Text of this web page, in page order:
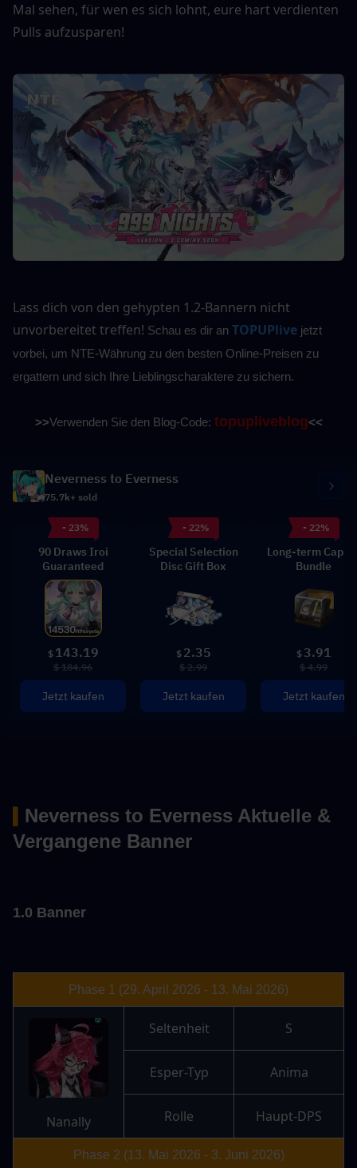
Mal sehen, für wen es sich lohnt, eure hart verdienten
Pulls aufzusparen!
Lass dich von den gehypten 1.2-Bannern nicht
unvorbereitet treffen! Schau es dir an TOPUPlive jetzt
vorbei, um NTE-Währung zu den besten Online-Preisen zu
ergattern und sich Ihre Lieblingscharaktere zu sichern.
>>Verwenden Sie den Blog-Code: topupliveblog<<
Neverness to Everness
75.7k+ sold
- 23%
90 Draws Iroi
Guaranteed
$ 143.19
$ 184.96
Jetzt kaufen
- 22%
Special Selection
Disc Gift Box
$ 2.35
$ 2.99
Jetzt kaufen
- 22%
Long-term
Bundle
$ 3.91
$ 4.99
Jetzt kaufen
Neverness to Everness Aktuelle &
Vergangene Banner
1.0 Banner
Phase 1 (29. April 2026 - 13. Mai 2026)
Nanally
Seltenheit S
Esper-Typ Anima
Rolle Haupt-DPS
Phase 2 (13. Mai 2026 - 3. Juni 2026)